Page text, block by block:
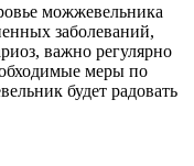
можжевельника
заболеваний,
важно регулярно
меры по
будет радовать